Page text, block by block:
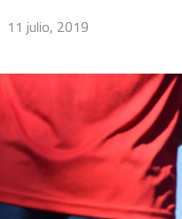
11 julio, 2019